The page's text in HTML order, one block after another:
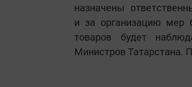
назначены
и за организацию мер
товаров будет
Министров Татарстана.